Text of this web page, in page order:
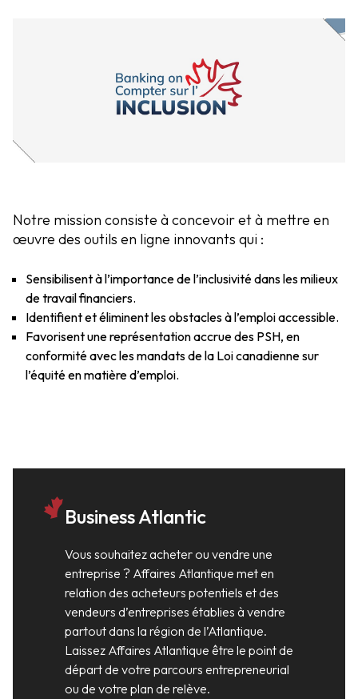
Notre mission consiste à concevoir et à mettre en
œuvre des outils en ligne innovants qui :
Sensibilisent à l’importance de l’inclusivité dans les milieux
de travail financiers.
Identifient et éliminent les obstacles à l’emploi accessible.
Favorisent une représentation accrue des PSH, en
conformité avec les mandats de la Loi canadienne sur
l’équité en matière d’emploi.
Business Atlantic
Vous souhaitez acheter ou vendre une
entreprise ? Affaires Atlantique met en
relation des acheteurs potentiels et des
vendeurs d’entreprises établies à vendre
partout dans la région de l’Atlantique.
Laissez Affaires Atlantique être le point de
départ de votre parcours entrepreneurial
ou de votre plan de relève.